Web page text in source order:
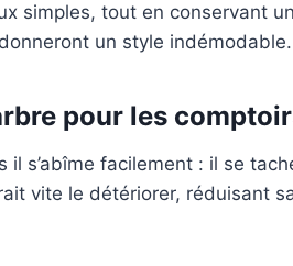
simples, tout en conservant
un style indémodable.
pour les
s’abîme facilement : il se
vite le détériorer, réduisant